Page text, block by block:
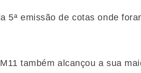
5ª emissão de cotas onde
também alcançou a sua